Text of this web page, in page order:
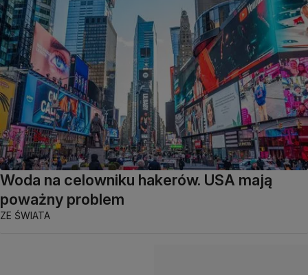
Woda na celowniku hakerów. USA mają
poważny problem
ZE ŚWIATA